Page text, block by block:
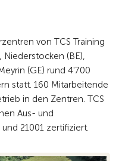
von TCS Training
Niederstocken (BE),
(GE) rund 4'700
statt. 160 Mitarbeitende
in den Zentren. TCS
Aus- und
21001 zertifiziert.